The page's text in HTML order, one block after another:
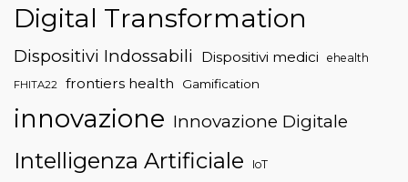
Digital Transformation
Dispositivi Indossabili Dispositivi medici ehealth
FHITA22 frontiers health Gamification
innovazione Innovazione Digitale
Intelligenza Artificiale IoT